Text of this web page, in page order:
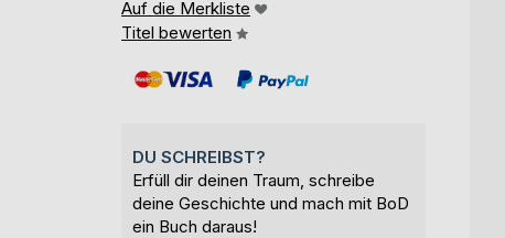
Auf die Merkliste
Titel bewerten
DU SCHREIBST?
Erfüll dir deinen Traum, schreibe
deine Geschichte und mach mit BoD
ein Buch daraus!